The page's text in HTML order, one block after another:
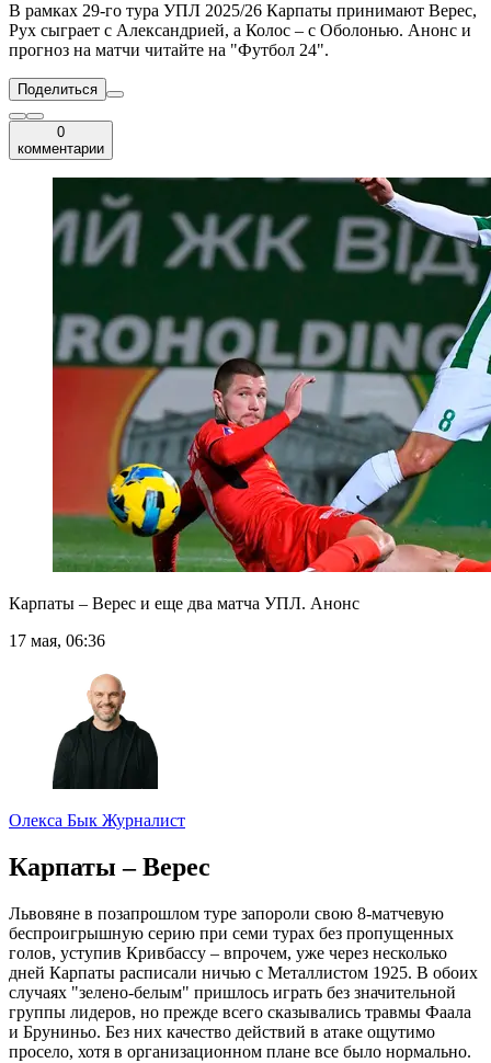
В рамках 29-го тура УПЛ 2025/26 Карпаты принимают Верес,
Рух сыграет с Александрией, а Колос – с Оболонью. Анонс и
прогноз на матчи читайте на "Футбол 24".
Поделиться
0
комментарии
Карпаты – Верес и еще два матча УПЛ. Анонс
17 мая, 06:36
Олекса Бык Журналист
Карпаты – Верес
Львовяне в позапрошлом туре запороли свою 8-матчевую
беспроигрышную серию при семи турах без пропущенных
голов, уступив Кривбассу – впрочем, уже через несколько
дней Карпаты расписали ничью с Металлистом 1925. В обоих
случаях "зелено-белым" пришлось играть без значительной
группы лидеров, но прежде всего сказывались травмы Фаала
и Бруниньо. Без них качество действий в атаке ощутимо
просело, хотя в организационном плане все было нормально.